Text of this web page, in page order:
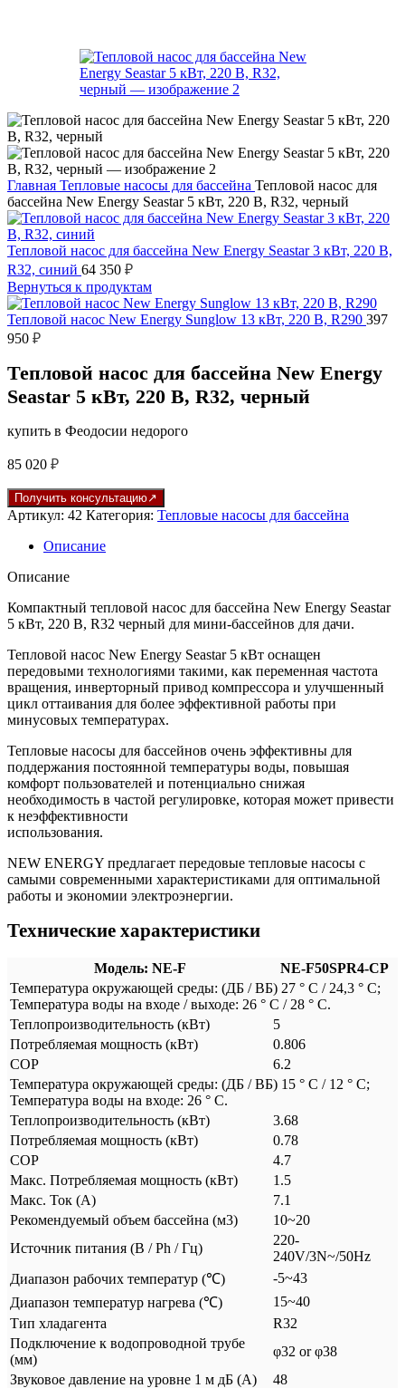
Главная Тепловые насосы для бассейна Тепловой насос для
бассейна New Energy Seastar 5 кВт, 220 В, R32, черный
Тепловой насос для бассейна New Energy Seastar 3 кВт, 220 В,
R32, синий 64 350 ₽
Вернуться к продуктам
Тепловой насос New Energy Sunglow 13 кВт, 220 В, R290 397
950 ₽
Тепловой насос для бассейна New Energy
Seastar 5 кВт, 220 В, R32, черный
купить в Феодосии недорого
85 020 ₽
Получить консультацию
Артикул: 42 Категория: Тепловые насосы для бассейна
Описание
Описание
Компактный тепловой насос для бассейна New Energy Seastar
5 кВт, 220 В, R32 черный для мини-бассейнов для дачи.
Тепловой насос New Energy Seastar 5 кВт оснащен
передовыми технологиями такими, как переменная частота
вращения, инверторный привод компрессора и улучшенный
цикл оттаивания для более эффективной работы при
минусовых температурах.
Тепловые насосы для бассейнов очень эффективны для
поддержания постоянной температуры воды, повышая
комфорт пользователей и потенциально снижая
необходимость в частой регулировке, которая может привести
к неэффективности
использования.
NEW ENERGY предлагает передовые тепловые насосы с
самыми современными характеристиками для оптимальной
работы и экономии электроэнергии.
Технические характеристики
Модель: NE-F
NE-F50SPR4-CP
Температура окружающей среды: (ДБ / ВБ) 27 ° C / 24,3 ° C;
Температура воды на входе / выходе: 26 ° C / 28 ° C.
Теплопроизводительность (кВт)
5
Потребляемая мощность (кВт)
0.806
COP
6.2
Температура окружающей среды: (ДБ / ВБ) 15 ° C / 12 ° C;
Температура воды на входе: 26 ° C.
Теплопроизводительность (кВт)
3.68
Потребляемая мощность (кВт)
0.78
COP
4.7
Mакс. Потребляемая мощность (кВт)
1.5
Mакс. Ток (А)
7.1
Рекомендуемый объем бассейна (м3)
10~20
Источник питания (В / Ph / Гц)
220-
240V/3N~/50Hz
Диапазон рабочих температур (℃)
-5~43
Диапазон температур нагрева (℃)
15~40
Тип хладагента
R32
Подключение к водопроводной трубе
(мм)
φ32 or φ38
Звуковое давление на уровне 1 м дБ (А)
48